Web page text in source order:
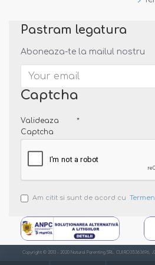
Pastram legatura
Aboneaza-te la mailul nostru
Captcha
Valideaza
Captcha
Am citit si sunt de acord cu
Copyright © 2013 - 2020 Natural Parenting SRL. CUI